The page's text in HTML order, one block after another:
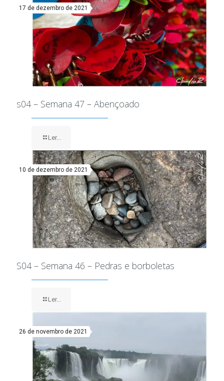
17 de dezembro de 2021
s04 – Semana 47 – Abençoado
Ler...
10 de dezembro de 2021
S04 – Semana 46 – Pedras e borboletas
Ler...
26 de novembro de 2021